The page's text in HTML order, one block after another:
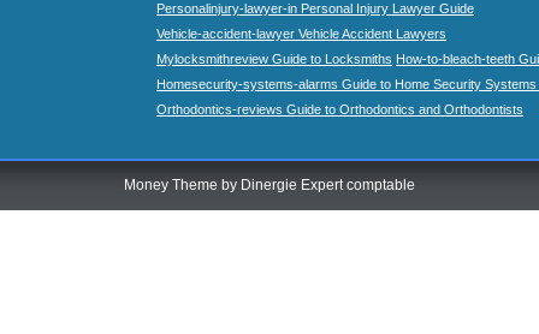
Personalinjury-lawyer-in Personal Injury Lawyer Guide
Vehicle-accident-lawyer Vehicle Accident Lawyers
Mylocksmithreview Guide to Locksmiths How-to-bleach-teeth
Homesecurity-systems-alarms Guide to Home Security Systems
Orthodontics-reviews Guide to Orthodontics and Orthodontists
Money Theme by Dinergie Expert comptable